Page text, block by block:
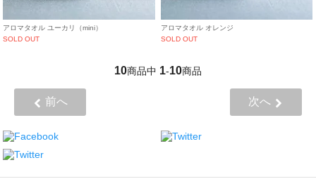
アロマタオル ユーカリ（mini）
SOLD OUT
アロマタオル オレンジ
SOLD OUT
10商品中 1-10商品
前へ 次へ